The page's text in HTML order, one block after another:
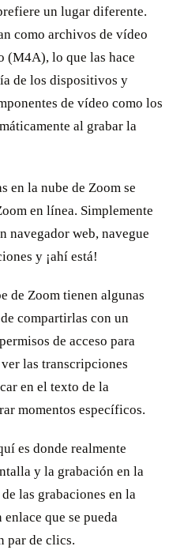
un lugar diferente.
como archivos de vídeo
(M4A), lo que las hace
de los dispositivos y
de vídeo como los
al grabar la
en la nube de Zoom se
en línea. Simplemente
navegador web, navegue
y ¡ahí está!
de Zoom tienen algunas
compartirlas con un
de acceso para
las transcripciones
en el texto de la
momentos específicos.
es donde realmente
y la grabación en la
las grabaciones en la
que se pueda
par de clics.